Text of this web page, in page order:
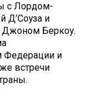
с Лордом-
Д’Соуза и
Джоном Беркоу.
Федерации и
встречи